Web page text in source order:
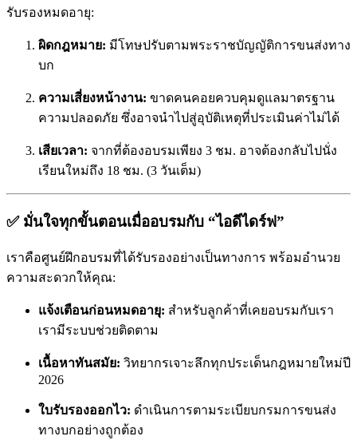
รับรองหมดอายุ:
ผิดกฎหมาย: มีโทษปรับตามพระราชบัญญัติการขนส่งทาง
บก
ความเสี่ยงหน้างาน: ขาดคนคอยควบคุมดูแลมาตรฐาน
ความปลอดภัย ซึ่งอาจนำไปสู่อุบัติเหตุที่ประเมินค่าไม่ได้
เสียเวลา: จากที่ต้องอบรมเพียง 3 ชม. อาจต้องกลับไปนั่ง
เรียนใหม่ถึง 18 ชม. (3 วันเต็ม)
✅ มั่นใจทุกขั้นตอนเมื่ออบรมกับ “ไอดีไดร์ฟ”
เราคือศูนย์ฝึกอบรมที่ได้รับรองอย่างเป็นทางการ พร้อมอำนวย
ความสะดวกให้คุณ:
แจ้งเตือนก่อนหมดอายุ: สำหรับลูกค้าที่เคยอบรมกับเรา
เรามีระบบช่วยติดตาม
เนื้อหาทันสมัย: วิทยากรเจาะลึกทุกประเด็นกฎหมายใหม่ปี
2026
ใบรับรองออกไว: ดำเนินการตามระเบียบกรมการขนส่ง
ทางบกอย่างถูกต้อง